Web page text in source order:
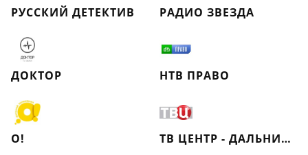
РУССКИЙ ДЕТЕКТИВ РАДИО ЗВЕЗДА
ДОКТОР НТВ ПРАВО
О! ТВ ЦЕНТР - ДАЛЬНИЙ ВОСТОК